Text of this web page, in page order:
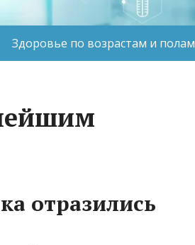
Здоровье по возрастам и полам
отразились